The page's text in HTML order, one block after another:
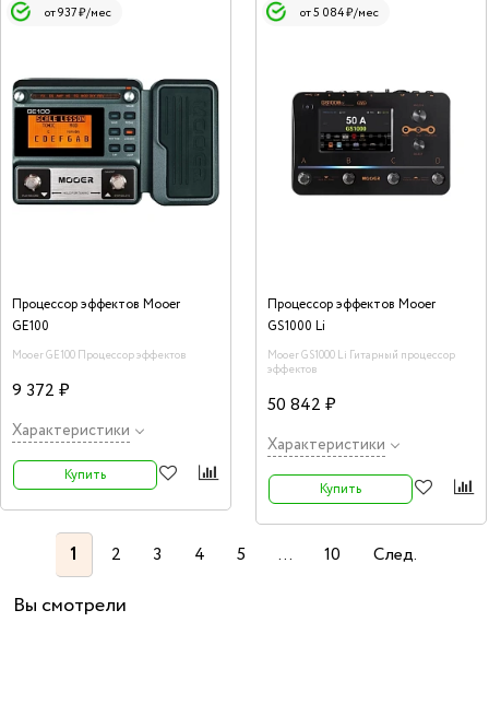
от 937 ₽/мес
Процессор эффектов Mooer
GE100
Mooer GE100 Процессор эффектов
9 372 ₽
Характеристики
Купить
от 5 084 ₽/мес
Процессор эффектов Mooer
GS1000 Li
Mooer GS1000 Li Гитарный процессор
эффектов
50 842 ₽
Характеристики
Купить
1 2 3 4 5 ... 10 След.
Вы смотрели